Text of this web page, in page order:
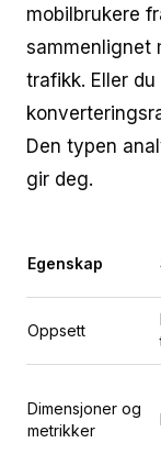
mobilbrukere
sammenlignet
trafikk. Eller
Den typen
gir deg.
Egenskap
Oppsett
Dimensjoner og
metrikker